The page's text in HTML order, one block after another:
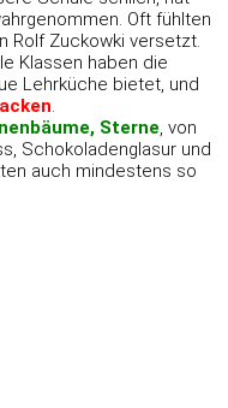
Oft fühlten
Rolf Zuckowki versetzt.
Klassen haben die
Lehrküche bietet, und
.
Sterne, von
Schokoladenglasur und
auch mindestens so